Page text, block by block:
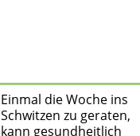
Einmal die Woche ins
Schwitzen zu geraten,
kann gesundheitlich